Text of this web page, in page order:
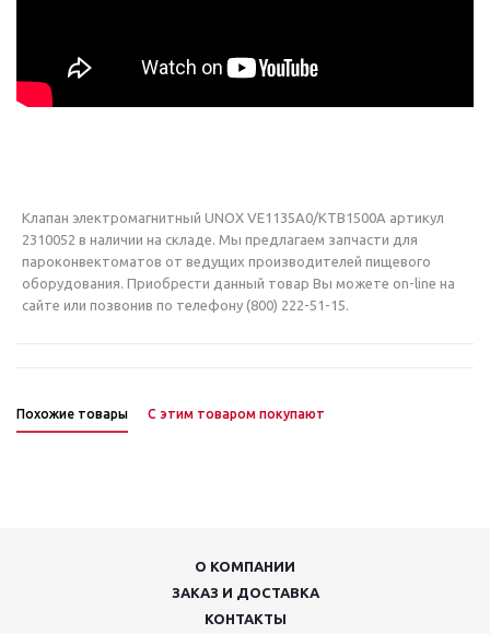
Клапан электромагнитный UNOX VE1135A0/KTB1500A артикул
2310052 в наличии на складе. Мы предлагаем запчасти для
пароконвектоматов от ведущих производителей пищевого
оборудования. Приобрести данный товар Вы можете on-line на
сайте или позвонив по телефону (800) 222-51-15.
Похожие товары С этим товаром покупают
О КОМПАНИИ
ЗАКАЗ И ДОСТАВКА
КОНТАКТЫ